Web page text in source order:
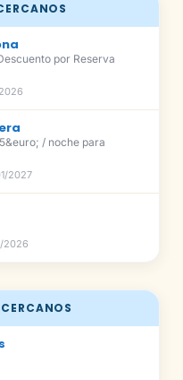
por Reserva
/ noche para
2027
2026